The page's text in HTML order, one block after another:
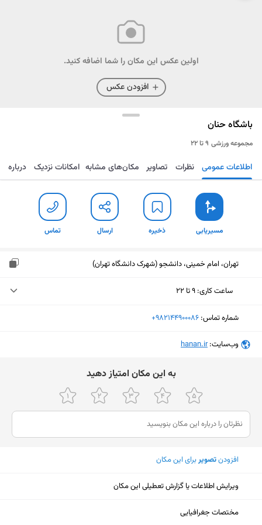
اولین عکس این مکان را شما اضافه کنید.
افزودن عکس
باشگاه حنان
مجموعه ورزشی ۹ تا ۲۲
مسیریابی ذخیره ارسال تماس اطلاعات عمومی نظرات تصاویر مکان‌های مشابه امکانات نزدیک درباره
مسیریابی ذخیره ارسال تماس
تهران، امام خمینی، دانشجو (شهرک دانشگاه تهران)
ساعت کاری: ۹ تا ۲۲
یکشنبه (امروز)
دوشنبه
پنجشنبه
۹ تا ۲۲
جمعه
ثبت نشده
شنبه
شماره تماس: ‎+982144900086
وب‌سایت:‎hanan.ir
ﺑﻪ اﯾﻦ ﻣﮑﺎن اﻣﺘﯿﺎز دﻫﯿﺪ
افزودنتصویربرای این مکان
ویرایش اطلاعات یا گزارش تعطیلی این مکان
مختصات جغرافیایی